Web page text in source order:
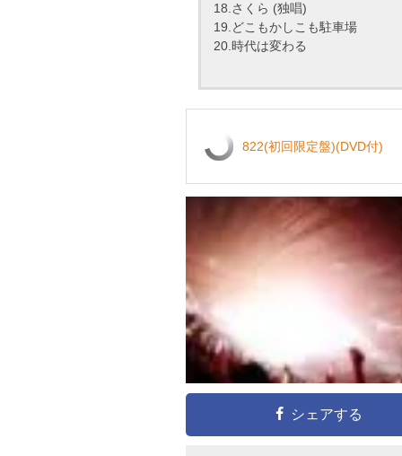
18.さくら (独唱)
19.どこもかしこも駐車場
20.時代は変わる
822(初回限定盤)(DVD付)
シェアする